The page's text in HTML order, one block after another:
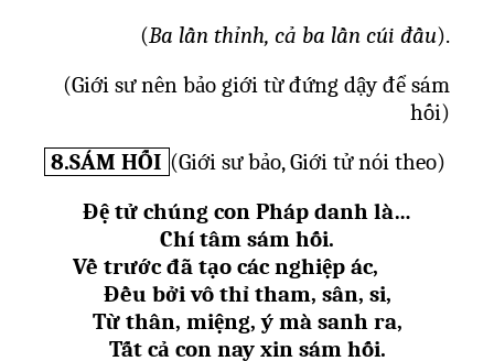
(Ba lần thỉnh, cả ba lần cúi đầu).
(Giới sưnên bảo giới từđứng dậy đểsám
hối)
8.SÁM HỐI (Giới sư bảo, Giới tử nói theo)
Đệ tử chúng con Pháp danh là…
Chí tâm sám hối.
Về trước đã tạo các nghiệp ác,
Đều bởi vô thỉtham, sân, si,
Từthân, miệng, ý mà sanh ra,
Tất cảcon nay xin sám hối.